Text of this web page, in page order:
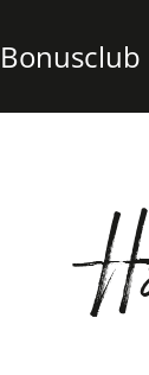
Bonusclub